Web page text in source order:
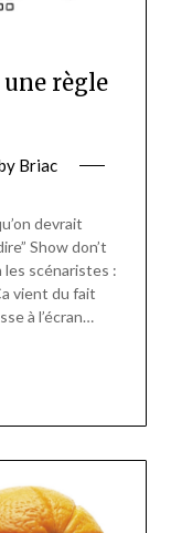
règle
Briac
devrait
Show don’t
les scénaristes :
vient du fait
à l’écran…